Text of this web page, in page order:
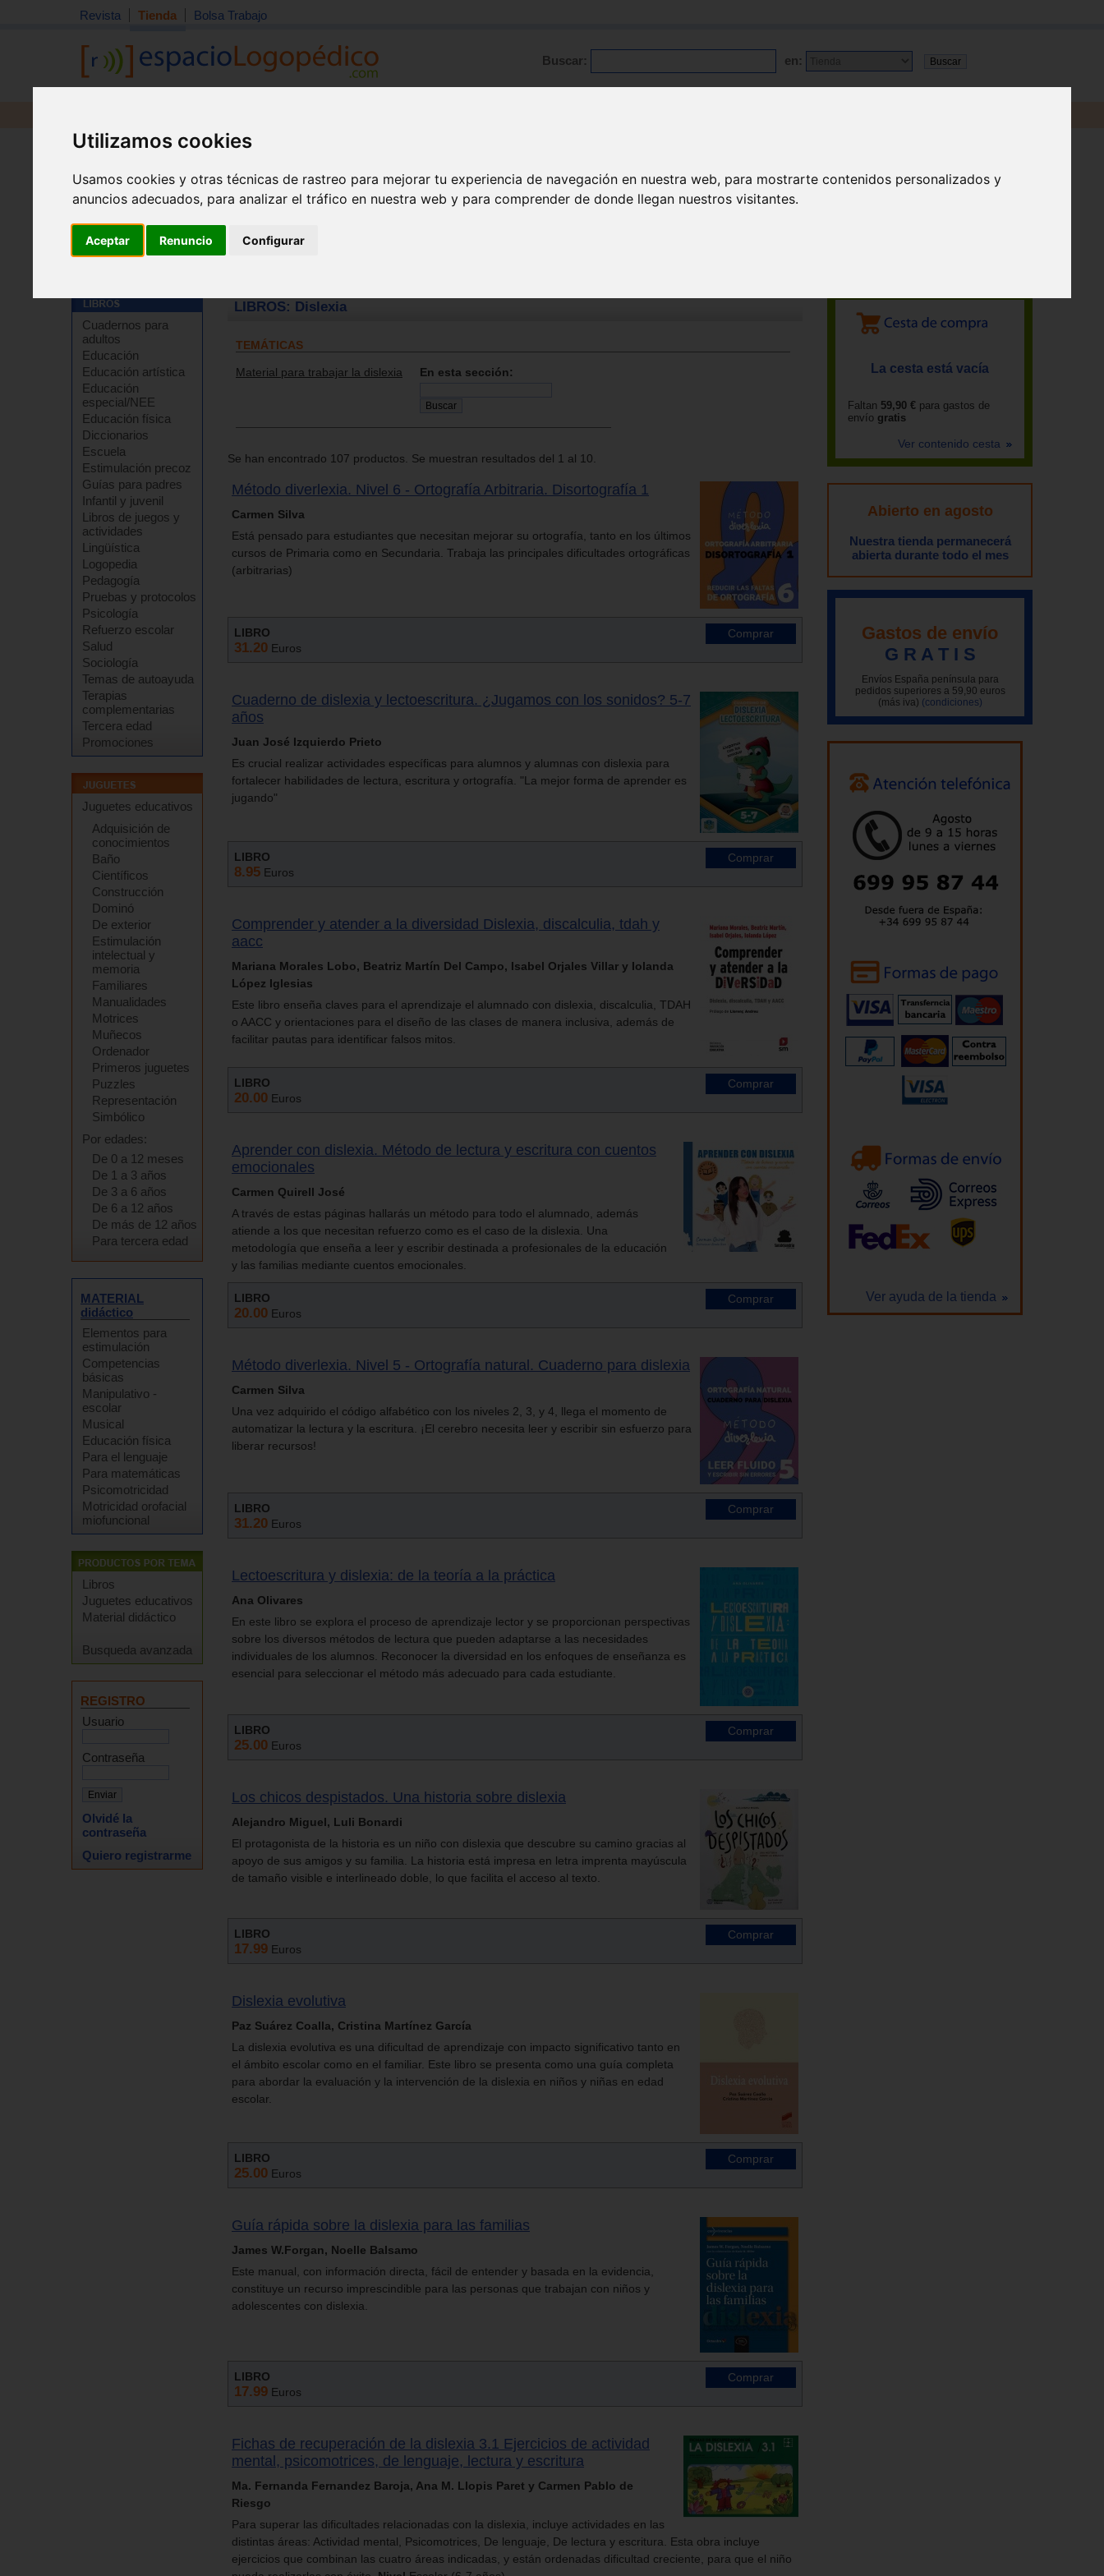
Utilizamos cookies
Usamos cookies y otras técnicas de rastreo para mejorar tu experiencia de navegación en nuestra web, para mostrarte contenidos personalizados y
anuncios adecuados, para analizar el tráfico en nuestra web y para comprender de donde llegan nuestros visitantes.
Aceptar Renuncio Configurar
Revista Tienda Bolsa Trabajo
Buscar: en:
Cuadernos para
adultos
Educación
Educación artística
Educación
especial/NEE
Educación física
Diccionarios
Escuela
Estimulación precoz
Guías para padres
Infantil y juvenil
Libros de juegos y
actividades
Lingüística
Logopedia
Pedagogía
Pruebas y protocolos
Psicología
Refuerzo escolar
Salud
Sociología
Temas de autoayuda
Terapias
complementarias
Tercera edad
Promociones
Juguetes educativos
Adquisición de
conocimientos
Baño
Científicos
Construcción
Dominó
De exterior
Estimulación
intelectual y
memoria
Familiares
Manualidades
Motrices
Muñecos
Ordenador
Primeros juguetes
Puzzles
Representación
Simbólico
Por edades:
De 0 a 12 meses
De 1 a 3 años
De 3 a 6 años
De 6 a 12 años
De más de 12 años
Para tercera edad
MATERIAL
didáctico
Elementos para
estimulación
Competencias
básicas
Manipulativo -
escolar
Musical
Educación física
Para el lenguaje
Para matemáticas
Psicomotricidad
Motricidad orofacial
miofuncional
Libros
Juguetes educativos
Material didáctico
Busqueda avanzada
REGISTRO
Usuario
Contraseña
Olvidé la
contraseña
Quiero registrarme
LIBROS: Dislexia
TEMÁTICAS
Material para trabajar la dislexia En esta sección:
Se han encontrado 107 productos. Se muestran resultados del 1 al 10.
Método diverlexia. Nivel 6 - Ortografía Arbitraria. Disortografía 1
Carmen Silva
Está pensado para estudiantes que necesitan mejorar su ortografía, tanto en los últimos
cursos de Primaria como en Secundaria. Trabaja las principales dificultades ortográficas
(arbitrarias)
LIBRO
31.20 Euros
Cuaderno de dislexia y lectoescritura. ¿Jugamos con los sonidos? 5-7
años
Juan José Izquierdo Prieto
Es crucial realizar actividades específicas para alumnos y alumnas con dislexia para
fortalecer habilidades de lectura, escritura y ortografía. "La mejor forma de aprender es
jugando"
LIBRO
8.95 Euros
Comprender y atender a la diversidad Dislexia, discalculia, tdah y
aacc
Mariana Morales Lobo, Beatriz Martín Del Campo, Isabel Orjales Villar y Iolanda
López Iglesias
Este libro enseña claves para el aprendizaje el alumnado con dislexia, discalculia, TDAH
o AACC y orientaciones para el diseño de las clases de manera inclusiva, además de
facilitar pautas para identificar falsos mitos.
LIBRO
20.00 Euros
Aprender con dislexia. Método de lectura y escritura con cuentos
emocionales
Carmen Quirell José
A través de estas páginas hallarás un método para todo el alumnado, además
atiende a los que necesitan refuerzo como es el caso de la dislexia. Una
metodología que enseña a leer y escribir destinada a profesionales de la educación
y las familias mediante cuentos emocionales.
LIBRO
20.00 Euros
Método diverlexia. Nivel 5 - Ortografía natural. Cuaderno para dislexia
Carmen Silva
Una vez adquirido el código alfabético con los niveles 2, 3, y 4, llega el momento de
automatizar la lectura y la escritura. ¡El cerebro necesita leer y escribir sin esfuerzo para
liberar recursos!
LIBRO
31.20 Euros
Lectoescritura y dislexia: de la teoría a la práctica
Ana Olivares
En este libro se explora el proceso de aprendizaje lector y se proporcionan perspectivas
sobre los diversos métodos de lectura que pueden adaptarse a las necesidades
individuales de los alumnos. Reconocer la diversidad en los enfoques de enseñanza es
esencial para seleccionar el método más adecuado para cada estudiante.
LIBRO
25.00 Euros
Los chicos despistados. Una historia sobre dislexia
Alejandro Miguel, Luli Bonardi
El protagonista de la historia es un niño con dislexia que descubre su camino gracias al
apoyo de sus amigos y su familia. La historia está impresa en letra imprenta mayúscula
de tamaño visible e interlineado doble, lo que facilita el acceso al texto.
LIBRO
17.99 Euros
Dislexia evolutiva
Paz Suárez Coalla, Cristina Martínez García
La dislexia evolutiva es una dificultad de aprendizaje con impacto significativo tanto en
el ámbito escolar como en el familiar. Este libro se presenta como una guía completa
para abordar la evaluación y la intervención de la dislexia en niños y niñas en edad
escolar.
LIBRO
25.00 Euros
Guía rápida sobre la dislexia para las familias
James W.Forgan, Noelle Balsamo
Este manual, con información directa, fácil de entender y basada en la evidencia,
constituye un recurso imprescindible para las personas que trabajan con niños y
adolescentes con dislexia.
LIBRO
17.99 Euros
Fichas de recuperación de la dislexia 3.1 Ejercicios de actividad
mental, psicomotrices, de lenguaje, lectura y escritura
Ma. Fernanda Fernandez Baroja, Ana M. Llopis Paret y Carmen Pablo de
Riesgo
Para superar las dificultades relacionadas con la dislexia, incluye actividades en las
distintas áreas: Actividad mental, Psicomotrices, De lenguaje, De lectura y escritura. Esta obra incluye
ejercicios que combinan las cuatro áreas indicadas, y están ordenadas dificultad creciente, para que el niño
La cesta está vacía
Faltan 59,90 € para gastos de
envío gratis
Ver contenido cesta
Abierto en agosto
Nuestra tienda permanecerá
abierta durante todo el mes
Gastos de envío
G R A T I S
Envíos España península para
pedidos superiores a 59,90 euros
(más iva) (condiciones)
Ver ayuda de la tienda